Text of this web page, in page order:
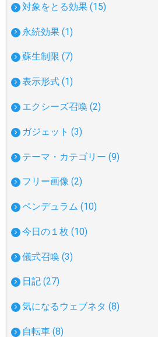
対象をとる効果 (15)
永続効果 (1)
蘇生制限 (7)
表示形式 (1)
エクシーズ召喚 (2)
ガジェット (3)
テーマ・カテゴリー (9)
フリー画像 (2)
ペンデュラム (10)
今日の１枚 (10)
儀式召喚 (3)
日記 (27)
気になるウェブネタ (8)
自転車 (8)